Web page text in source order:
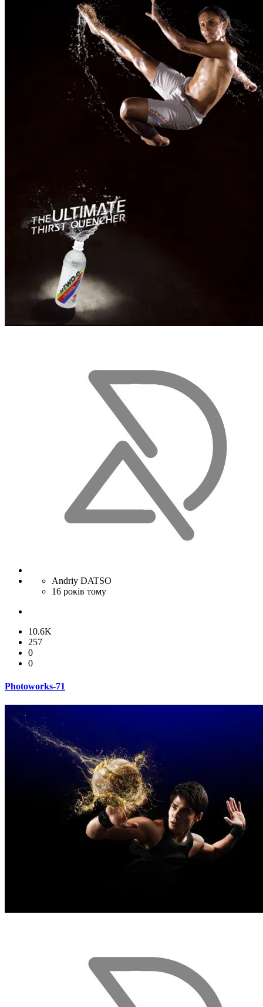
Andriy DATSO
16 років тому
10.6K
257
0
0
Photoworks-71